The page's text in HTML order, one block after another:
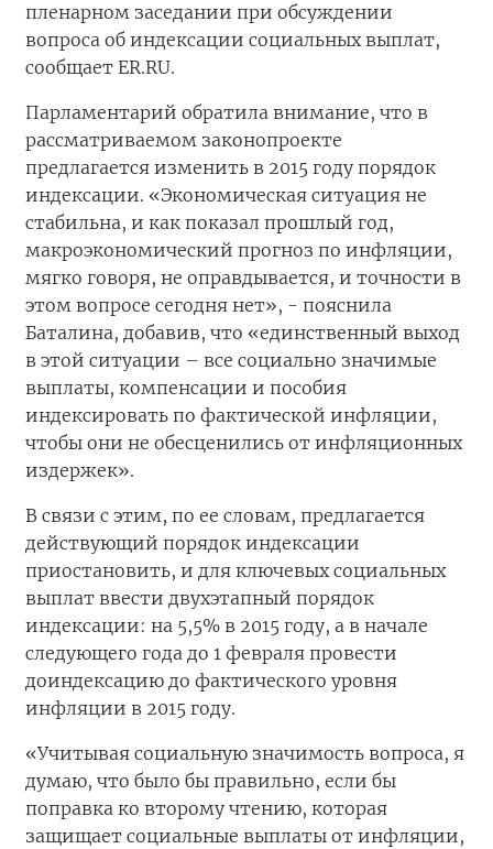
пленарном заседании при обсуждении
вопроса об индексации социальных выплат,
сообщает ER.RU.
Парламентарий обратила внимание, что в
рассматриваемом законопроекте
предлагается изменить в 2015 году порядок
индексации. «Экономическая ситуация не
стабильна, и как показал прошлый год,
макроэкономический прогноз по инфляции,
мягко говоря, не оправдывается, и точности в
этом вопросе сегодня нет», - пояснила
Баталина, добавив, что «единственный выход
в этой ситуации – все социально значимые
выплаты, компенсации и пособия
индексировать по фактической инфляции,
чтобы они не обесценились от инфляционных
издержек».
В связи с этим, по ее словам, предлагается
действующий порядок индексации
приостановить, и для ключевых социальных
выплат ввести двухэтапный порядок
индексации: на 5,5% в 2015 году, а в начале
следующего года до 1 февраля провести
доиндексацию до фактического уровня
инфляции в 2015 году.
«Учитывая социальную значимость вопроса, я
думаю, что было бы правильно, если бы
поправка ко второму чтению, которая
защищает социальные выплаты от инфляции,